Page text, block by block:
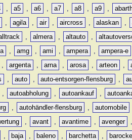
, a5 , a6 , a7 , a8 , a9 ,
, agila , air , aircross , alaskan ,
, almera , altauto ,
, amg , ami , ampera , ampera-e
, argenta , arna , arosa , arteon ,
, auto , auto-entsorgen-flensburg ,
, autoabholung , autoankauf ,
, autohändler-flensburg , automobile
, avant , avantime , avenger ,
, baja , baleno , barchetta ,